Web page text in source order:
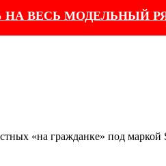
НА ВЕСЬ МОДЕЛЬНЫЙ
«на гражданке» под